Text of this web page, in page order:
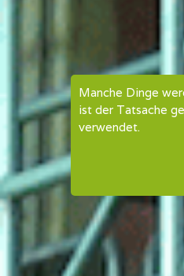
Manche Dinge
ist der Tatsache
verwendet.